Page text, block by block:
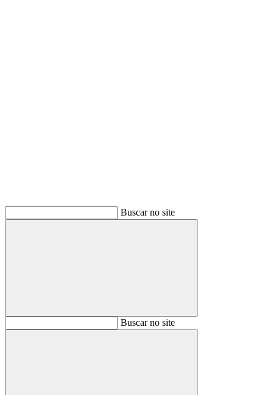
Buscar no site
BuscarBuscar no site